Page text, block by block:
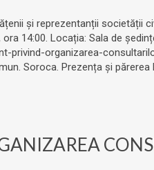
și reprezentanții societății
14:00. Locația: Sala de
organizarea-
Soroca. Prezența și